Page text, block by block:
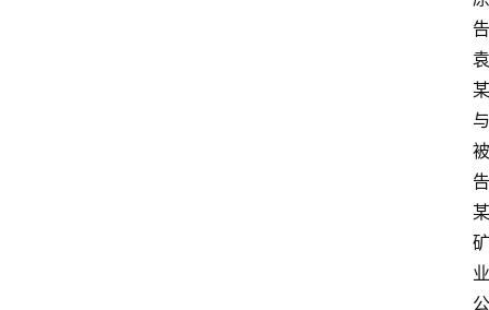
告
袁
某
与
被
告
某
矿
业
公